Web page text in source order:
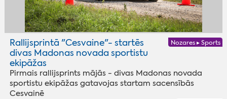
Nozares ▸ Sports
Rallijsprintā "Cesvaine"- startēs
divas Madonas novada sportistu
ekipāžas
Pirmais rallijsprints mājās - divas Madonas novada
sportistu ekipāžas gatavojas startam sacensībās
Cesvainē